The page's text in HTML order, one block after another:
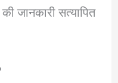
जानकारी सत्यापित